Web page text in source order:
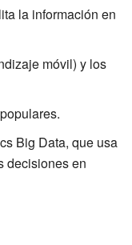
la información en
móvil) y los
Big Data, que usa
decisiones en